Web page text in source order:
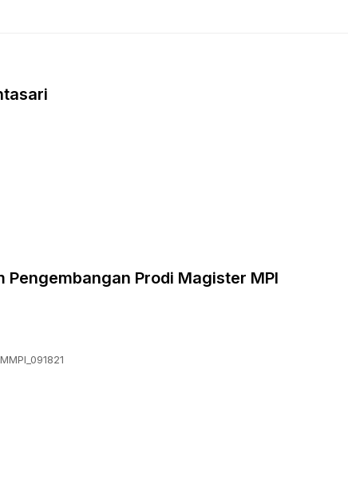
Pengembangan Prodi Magister MPI